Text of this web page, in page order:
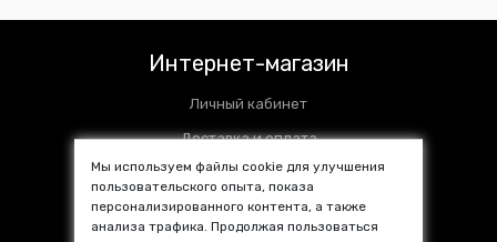
Интернет-магазин
Личный кабинет
Доставка и оплата
Установочные центры
Контакты
Мы используем файлы cookie для улучшения
пользовательского опыта, показа
персонализированного контента, а также
анализа трафика. Продолжая пользоваться